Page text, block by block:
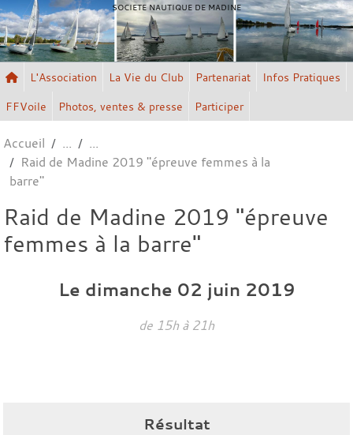
SOCIETE NAUTIQUE DE MADINE
L'Association La Vie du Club Partenariat
Infos Pratiques
FFVoile
Photos, ventes & presse Participer
Accueil
Raid de Madine 2019 "épreuve femmes à la
barre"
Raid de Madine 2019 "épreuve
femmes à la barre"
Le dimanche 02 juin 2019
de 15h à 21h
Résultat
Panneau de gestion des cookies